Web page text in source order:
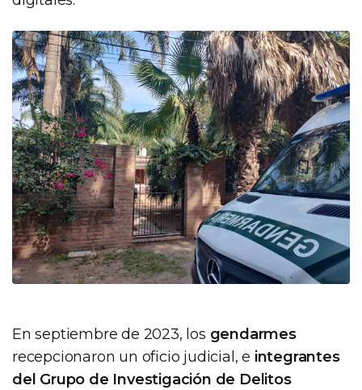
En septiembre de 2023, los gendarmes
recepcionaron un oficio judicial, e integrantes
del Grupo de Investigación de Delitos